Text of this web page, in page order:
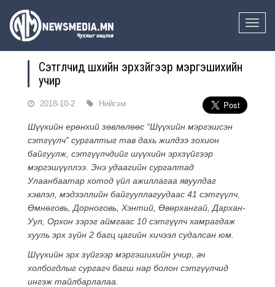
Toggle
Сэтгүүлчид шүүхийн эрхзүйгээр мэргэшихийн
учир
2018-10-2 Нийгэм
Шүүхийн ерөнхий зөвлөлөөс “Шүүхийн мэргэшсэн
сэтгүүлч” сургалтыг тав дахь жилдээ зохион
байгуулж, сэтгүүлчдийг шүүхийн эрхзүйгээр
мэргэшүүллээ. Энэ удаагийн сургалтад
Улаанбаатар хотод үйл ажиллагаа явуулдаг
хэвлэл, мэдээллийн байгууллагуудаас 41 сэтгүүлч,
Өмнөговь, Дорноговь, Хэнтий, Өвөрхангай, Дархан-
Уул, Орхон зэрэг аймгаас 10 сэтгүүлч хамрагдаж
хууль эрх зүйн 2 багц цагийн хичээл судалсан юм.
Шүүхийн эрх зүйгээр мэргэшихийн учир, ач
холбогдлыг сургагч багш нар болон сэтгүүлчид
ингэж тайлбарлалаа.